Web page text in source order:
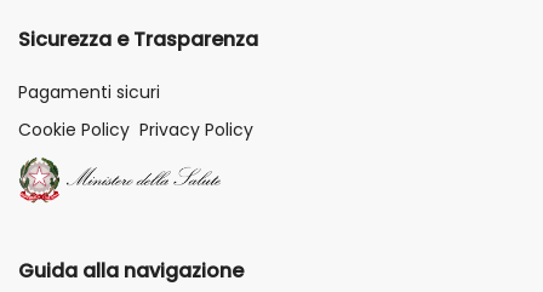
Sicurezza e Trasparenza
Pagamenti sicuri
Cookie Policy Privacy Policy
Guida alla navigazione